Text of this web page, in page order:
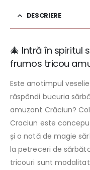
DESCRIERE
🎄 Intră în spiritul
frumos tricou
Este anotimpul
răspândi bucuria
amuzant Crăciun?
Craciun este
și o notă de magie
la petreceri de
tricouri sunt